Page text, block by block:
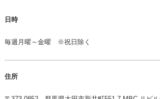
日時
毎週月曜～金曜 ※祝日除く
住所